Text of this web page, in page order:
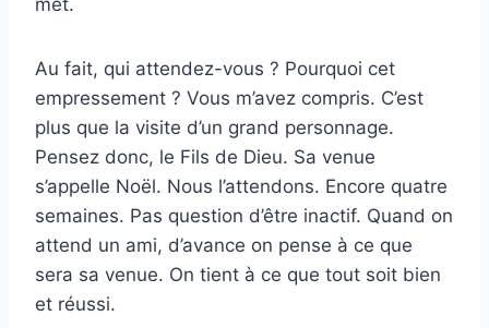
Au fait, qui attendez-vous ? Pourquoi cet
empressement ? Vous m’avez compris. C’est
plus que la visite d’un grand personnage.
Pensez donc, le Fils de Dieu. Sa venue
s’appelle Noël. Nous l’attendons. Encore quatre
semaines. Pas question d’être inactif. Quand on
attend un ami, d’avance on pense à ce que
sera sa venue. On tient à ce que tout soit bien
et réussi.